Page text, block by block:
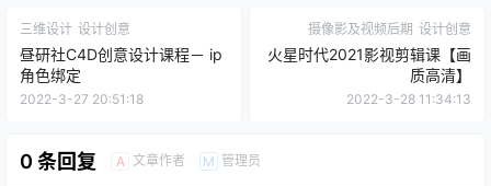
三维设计 设计创意
昼研社C4D创意设计课程－ ip
角色绑定
2022-3-27 20:51:18
摄像影及视频后期 设计创意
火星时代2021影视剪辑课【画
质高清】
2022-3-28 11:34:13
0 条回复 A 文章作者 M 管理员